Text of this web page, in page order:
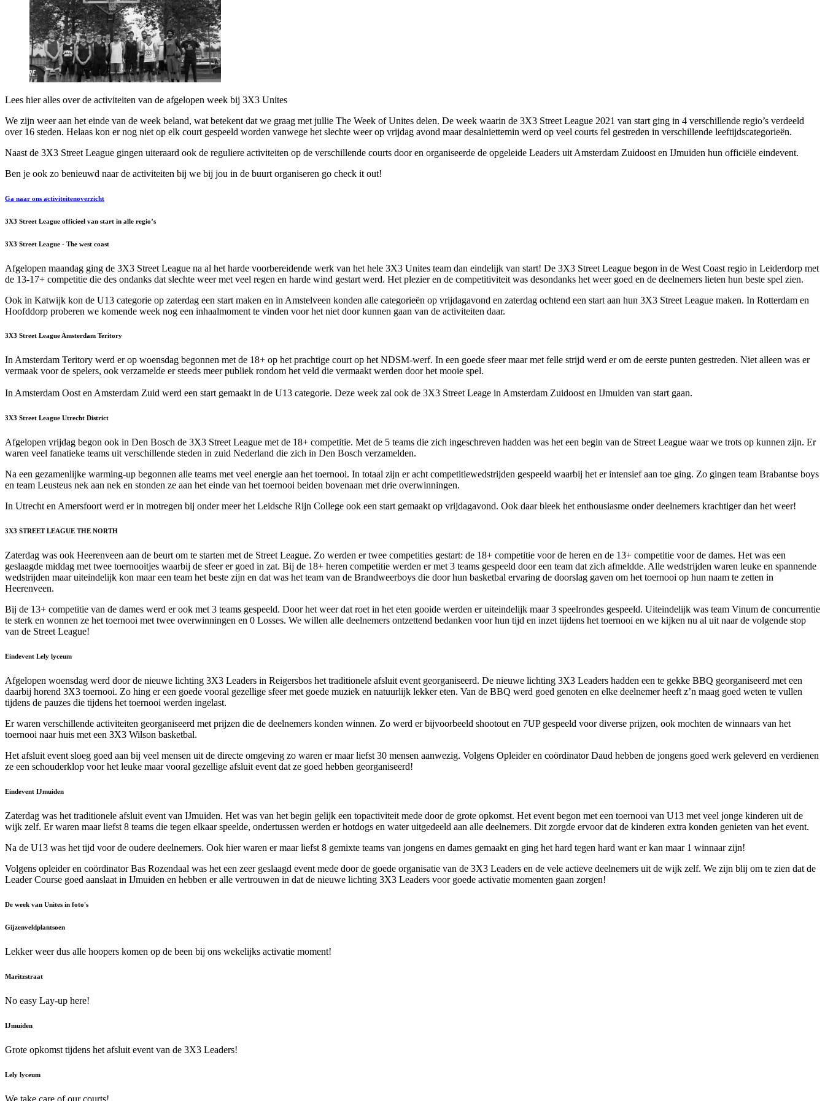
Lees hier alles over de activiteiten van de afgelopen week bij 3X3 Unites
We zijn weer aan het einde van de week beland, wat betekent dat we graag met jullie The Week of Unites delen. De week waarin de 3X3 Street League 2021 van start ging in 4 verschillende regio’s verdeeld
over 16 steden. Helaas kon er nog niet op elk court gespeeld worden vanwege het slechte weer op vrijdag avond maar desalniettemin werd op veel courts fel gestreden in verschillende leeftijdscategorieën.
Naast de 3X3 Street League gingen uiteraard ook de reguliere activiteiten op de verschillende courts door en organiseerde de opgeleide Leaders uit Amsterdam Zuidoost en IJmuiden hun officiële eindevent.
Ben je ook zo benieuwd naar de activiteiten bij we bij jou in de buurt organiseren go check it out!
Ga naar ons activiteitenoverzicht
3X3 Street League officieel van start in alle regio’s
3X3 Street League - The west coast
Afgelopen maandag ging de 3X3 Street League na al het harde voorbereidende werk van het hele 3X3 Unites team dan eindelijk van start! De 3X3 Street League begon in de West Coast regio in Leiderdorp met
de 13-17+ competitie die des ondanks dat slechte weer met veel regen en harde wind gestart werd. Het plezier en de competitiviteit was desondanks het weer goed en de deelnemers lieten hun beste spel zien.
Ook in Katwijk kon de U13 categorie op zaterdag een start maken en in Amstelveen konden alle categorieën op vrijdagavond en zaterdag ochtend een start aan hun 3X3 Street League maken. In Rotterdam en
Hoofddorp proberen we komende week nog een inhaalmoment te vinden voor het niet door kunnen gaan van de activiteiten daar.
3X3 Street League Amsterdam Teritory
In Amsterdam Teritory werd er op woensdag begonnen met de 18+ op het prachtige court op het NDSM-werf. In een goede sfeer maar met felle strijd werd er om de eerste punten gestreden. Niet alleen was er
vermaak voor de spelers, ook verzamelde er steeds meer publiek rondom het veld die vermaakt werden door het mooie spel.
In Amsterdam Oost en Amsterdam Zuid werd een start gemaakt in de U13 categorie. Deze week zal ook de 3X3 Street Leage in Amsterdam Zuidoost en IJmuiden van start gaan.
3X3 Street League Utrecht District
Afgelopen vrijdag begon ook in Den Bosch de 3X3 Street League met de 18+ competitie. Met de 5 teams die zich ingeschreven hadden was het een begin van de Street League waar we trots op kunnen zijn. Er
waren veel fanatieke teams uit verschillende steden in zuid Nederland die zich in Den Bosch verzamelden.
Na een gezamenlijke warming-up begonnen alle teams met veel energie aan het toernooi. In totaal zijn er acht competitiewedstrijden gespeeld waarbij het er intensief aan toe ging. Zo gingen team Brabantse boys
en team Leusteus nek aan nek en stonden ze aan het einde van het toernooi beiden bovenaan met drie overwinningen.
In Utrecht en Amersfoort werd er in motregen bij onder meer het Leidsche Rijn College ook een start gemaakt op vrijdagavond. Ook daar bleek het enthousiasme onder deelnemers krachtiger dan het weer!
3X3 STREET LEAGUE THE NORTH
Zaterdag was ook Heerenveen aan de beurt om te starten met de Street League. Zo werden er twee competities gestart: de 18+ competitie voor de heren en de 13+ competitie voor de dames. Het was een
geslaagde middag met twee toernooitjes waarbij de sfeer er goed in zat. Bij de 18+ heren competitie werden er met 3 teams gespeeld door een team dat zich afmeldde. Alle wedstrijden waren leuke en spannende
wedstrijden maar uiteindelijk kon maar een team het beste zijn en dat was het team van de Brandweerboys die door hun basketbal ervaring de doorslag gaven om het toernooi op hun naam te zetten in
Heerenveen.
Bij de 13+ competitie van de dames werd er ook met 3 teams gespeeld. Door het weer dat roet in het eten gooide werden er uiteindelijk maar 3 speelrondes gespeeld. Uiteindelijk was team Vinum de concurrentie
te sterk en wonnen ze het toernooi met twee overwinningen en 0 Losses. We willen alle deelnemers ontzettend bedanken voor hun tijd en inzet tijdens het toernooi en we kijken nu al uit naar de volgende stop
van de Street League!
Eindevent Lely lyceum
Afgelopen woensdag werd door de nieuwe lichting 3X3 Leaders in Reigersbos het traditionele afsluit event georganiseerd. De nieuwe lichting 3X3 Leaders hadden een te gekke BBQ georganiseerd met een
daarbij horend 3X3 toernooi. Zo hing er een goede vooral gezellige sfeer met goede muziek en natuurlijk lekker eten. Van de BBQ werd goed genoten en elke deelnemer heeft z’n maag goed weten te vullen
tijdens de pauzes die tijdens het toernooi werden ingelast.
Er waren verschillende activiteiten georganiseerd met prijzen die de deelnemers konden winnen. Zo werd er bijvoorbeeld shootout en 7UP gespeeld voor diverse prijzen, ook mochten de winnaars van het
toernooi naar huis met een 3X3 Wilson basketbal.
Het afsluit event sloeg goed aan bij veel mensen uit de directe omgeving zo waren er maar liefst 30 mensen aanwezig. Volgens Opleider en coördinator Daud hebben de jongens goed werk geleverd en verdienen
ze een schouderklop voor het leuke maar vooral gezellige afsluit event dat ze goed hebben georganiseerd!
Eindevent IJmuiden
Zaterdag was het traditionele afsluit event van IJmuiden. Het was van het begin gelijk een topactiviteit mede door de grote opkomst. Het event begon met een toernooi van U13 met veel jonge kinderen uit de
wijk zelf. Er waren maar liefst 8 teams die tegen elkaar speelde, ondertussen werden er hotdogs en water uitgedeeld aan alle deelnemers. Dit zorgde ervoor dat de kinderen extra konden genieten van het event.
Na de U13 was het tijd voor de oudere deelnemers. Ook hier waren er maar liefst 8 gemixte teams van jongens en dames gemaakt en ging het hard tegen hard want er kan maar 1 winnaar zijn!
Volgens opleider en coördinator Bas Rozendaal was het een zeer geslaagd event mede door de goede organisatie van de 3X3 Leaders en de vele actieve deelnemers uit de wijk zelf. We zijn blij om te zien dat de
Leader Course goed aanslaat in IJmuiden en hebben er alle vertrouwen in dat de nieuwe lichting 3X3 Leaders voor goede activatie momenten gaan zorgen!
De week van Unites in foto's
Gijzenveldplantsoen
Lekker weer dus alle hoopers komen op de been bij ons wekelijks activatie moment!
Maritzstraat
No easy Lay-up here!
IJmuiden
Grote opkomst tijdens het afsluit event van de 3X3 Leaders!
Lely lyceum
We take care of our courts!